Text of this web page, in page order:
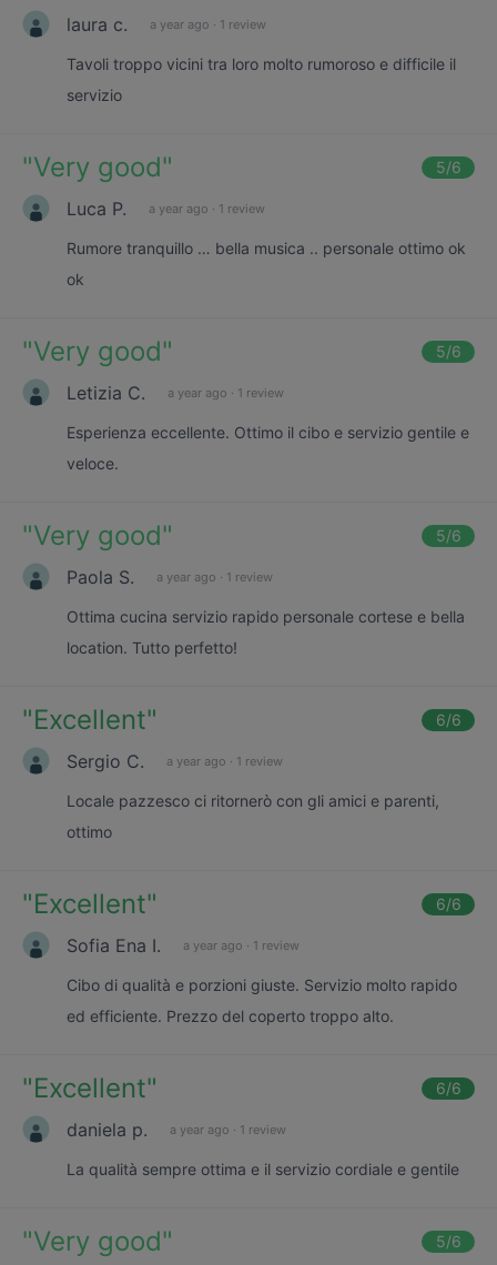
laura c. a year ago · 1 review
Tavoli troppo vicini tra loro molto rumoroso e difficile il
servizio
"Very good" 5/6
Luca P. a year ago · 1 review
Rumore tranquillo … bella musica .. personale ottimo ok
ok
"Very good" 5/6
Letizia C. a year ago · 1 review
Esperienza eccellente. Ottimo il cibo e servizio gentile e
veloce.
"Very good" 5/6
Paola S. a year ago · 1 review
Ottima cucina servizio rapido personale cortese e bella
location. Tutto perfetto!
"Excellent" 6/6
Sergio C. a year ago · 1 review
Locale pazzesco ci ritornerò con gli amici e parenti,
ottimo
"Excellent" 6/6
Sofia Ena I. a year ago · 1 review
Cibo di qualità e porzioni giuste. Servizio molto rapido
ed efficiente. Prezzo del coperto troppo alto.
"Excellent" 6/6
daniela p. a year ago · 1 review
La qualità sempre ottima e il servizio cordiale e gentile
"Very good" 5/6